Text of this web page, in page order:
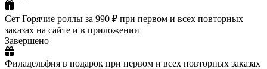
Сет Горячие роллы за 990 ₽ при первом и всех повторных
заказах на сайте и в приложении
Завершено
Филадельфия в подарок при первом и всех повторных заказах